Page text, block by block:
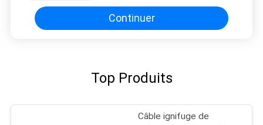
polypropylène
Continuer
Top Produits
Câble ignifuge de